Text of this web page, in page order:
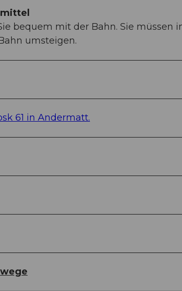
bequem mit der Bahn. Sie müssen
umsteigen.
61 in Andermatt.